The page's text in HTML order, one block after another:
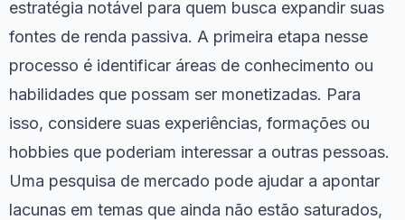
estratégia notável para quem busca expandir suas
fontes de renda passiva. A primeira etapa nesse
processo é identificar áreas de conhecimento ou
habilidades que possam ser monetizadas. Para
isso, considere suas experiências, formações ou
hobbies que poderiam interessar a outras pessoas.
Uma pesquisa de mercado pode ajudar a apontar
lacunas em temas que ainda não estão saturados,